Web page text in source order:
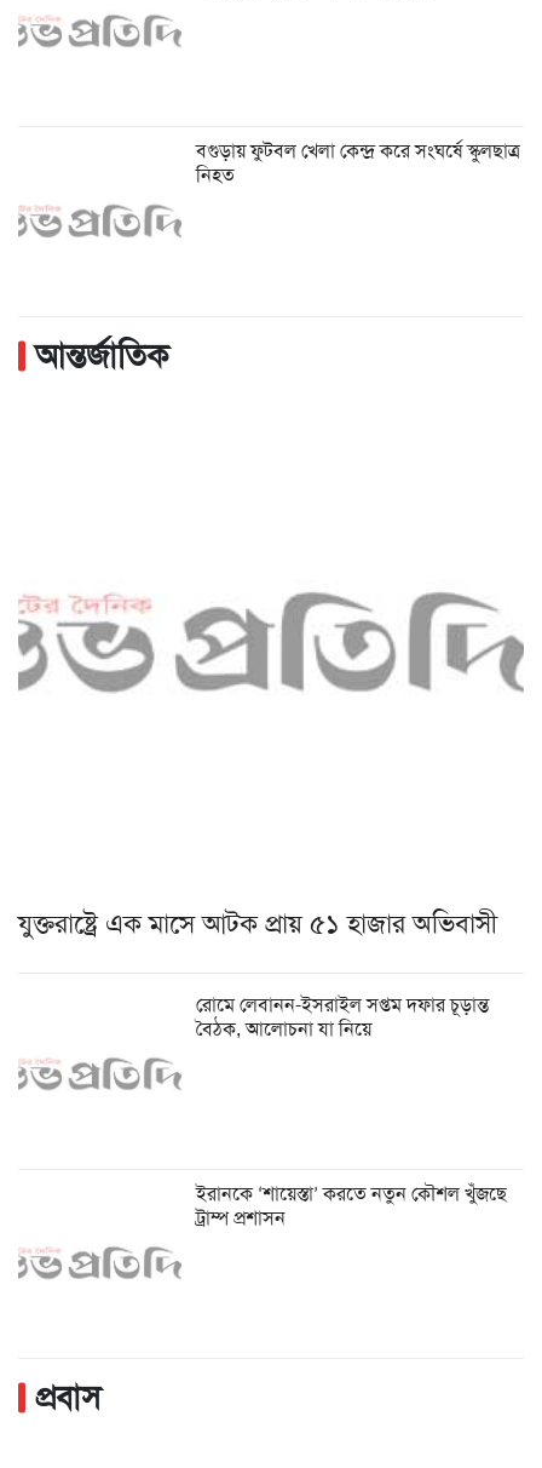
বগুড়ায় ফুটবল খেলা কেন্দ্র করে সংঘর্ষে স্কুলছাত্র
নিহত
আন্তর্জাতিক
যুক্তরাষ্ট্রে এক মাসে আটক প্রায় ৫১ হাজার অভিবাসী
রোমে লেবানন-ইসরাইল সপ্তম দফার চূড়ান্ত
বৈঠক, আলোচনা যা নিয়ে
ইরানকে ‘শায়েস্তা’ করতে নতুন কৌশল খুঁজছে
ট্রাম্প প্রশাসন
প্রবাস